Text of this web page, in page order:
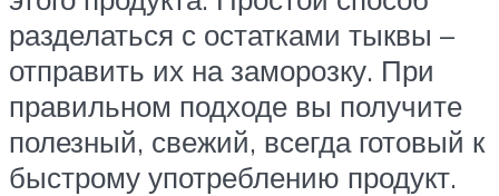
разделаться с остатками тыквы –
отправить их на заморозку. При
правильном подходе вы получите
полезный, свежий, всегда готовый к
быстрому употреблению продукт.